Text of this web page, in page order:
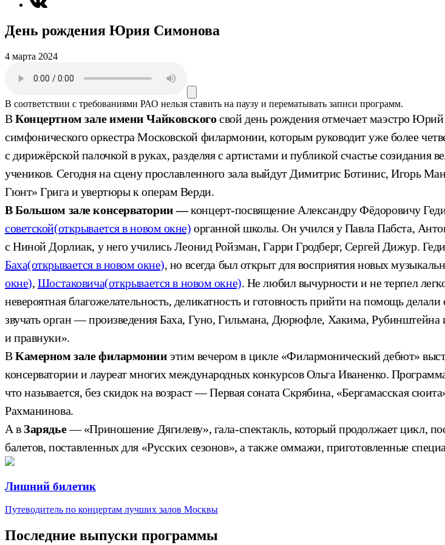
День рождения Юрия Симонова
4 марта 2024
В соответствии с требованиями РАО нельзя ставить на паузу и перематывать записи программ.
ВКонцертном зале имени Чайковскогосвой день рождения отмечает маэстро
симфонического оркестра Московской филармонии, которым руководит уже более
с дирижёрской палочкой в руках, разделяя с артистами и публикой счастье созидания
учеников. Сегодня на сцену прославленного зала выйдут Димитрис Ботинис,
Гюнт» Грига и увертюры к операм Верди.
В Большом зале консерватории —концерт-посвящение Александру Фёдоровичу
советской(открывается в новом окне) органной школы. Он учился у Павла Пабста,
с Ниной Дорлиак, у него учились Леонид Ройзман, Гарри Гродберг, Сергей Дижур.
Баха(открывается в новом окне), но всегда был открыт для восприятия новых
окне), Шостаковича(открывается в новом окне). Не любил вычурности и не терпел
невероятная благожелательность, деликатность и готовность прийти на помощь
звучать орган — произведения Баха, Гуно, Гильмана, Дюрюфле, Хакима, Рубинштейна
и правнуки».
ВКамерном зале филармонии этим вечером в цикле «Филармонический дебют»
консерватории и лауреат многих международных конкурсов Ольга Иваненко.
что называется, без скидок на возраст — Первая соната Скрябина, «Бергамасская
Рахманинова.
А в Зарядье— «Приношение Дягилеву», гала-спектакль, который продолжает цикл,
балетов, поставленных для «Русских сезонов», а также оммажи, приготовленные
Лишний билетик
Путеводитель по концертам лучших залов Москвы
Последние выпуски программы